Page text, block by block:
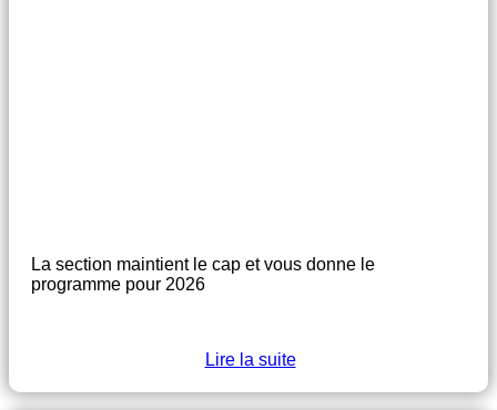
La section maintient le cap et vous donne le
programme pour 2026
Lire la suite